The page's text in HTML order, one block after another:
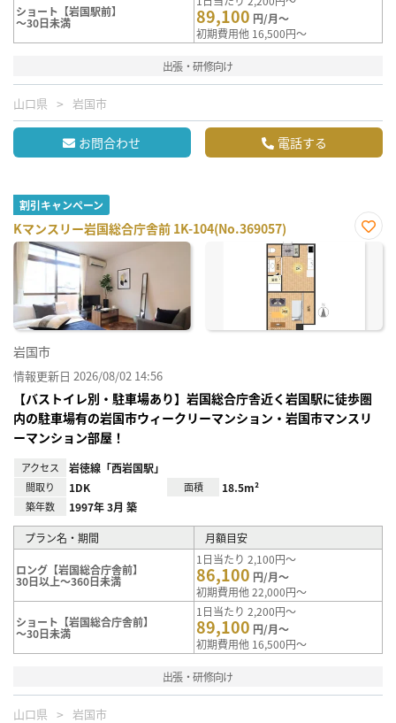
ショート【岩国駅前】
～30日未満 89,100 円/月～
初期費用他 16,500円～
出張・研修向け
山口県 岩国市
お問合わせ 電話する
割引キャンペーン
Kマンスリー岩国総合庁舎前 1K-104(No.369057)
お気
岩国市
情報更新日 2026/08/02 14:56
【バストイレ別・駐車場あり】岩国総合庁舎近く岩国駅に徒歩圏
内の駐車場有の岩国市ウィークリーマンション・岩国市マンスリ
ーマンション部屋！
アクセス 岩徳線「西岩国駅」
間取り 1DK 面積 18.5m²
築年数 1997年 3月 築
プラン名・期間 月額目安
ロング【岩国総合庁舎前】
30日以上～360日未満
1日当たり 2,100円～
86,100 円/月～
初期費用他 22,000円～
ショート【岩国総合庁舎前】
～30日未満
1日当たり 2,200円～
89,100 円/月～
初期費用他 16,500円～
出張・研修向け
山口県 岩国市